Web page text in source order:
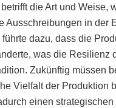
die Art und Weise,
Ausschreibungen in der
dazu, dass die
was die Resilienz
Zukünftig müssen
Vielfalt der Produktion
einen strategischen